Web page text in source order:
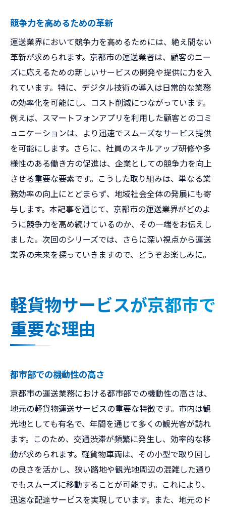
競争力を高めるための革新
運送業界において競争力を高めるためには、絶え間ない
革新が求められます。京都市の運送業者は、顧客のニー
ズに応えるための新しいサービスの開発や提供に力を入
れています。特に、デジタル技術の導入は日常的な業務
の効率化を可能にし、コスト削減につながっています。
例えば、スマートフォンアプリを利用した顧客とのコミ
ュニケーションは、より迅速でスムーズなサービス提供
を可能にします。さらに、社員のスキルアップ研修や多
様性のある働き方の促進は、企業としての競争力を向上
させる重要な要素です。こうした取り組みは、単なる業
務効率の向上にとどまらず、地域社会全体の発展にも寄
与します。本記事を通じて、京都市の運送業界がどのよ
うに競争力を高め続けているのか、その一端をお伝えし
ました。次回のシリーズでは、さらに深い視点から運送
業界の未来を探っていきますので、どうぞお楽しみに。
軽貨物サービスが京都市で
重要な理由
都市部での機動性の高さ
京都市の運送業務における都市部での機動性の高さは、
地元の軽貨物運送サービスの重要な特徴です。市内は観
光地としても有名で、年間を通じて多くの観光客が訪れ
ます。このため、交通渋滞が頻繁に発生し、効率的な移
動が求められます。軽貨物車両は、その小型で取り回し
の良さを活かし、狭い路地や観光地周辺の混雑した通り
でもスムーズに移動することが可能です。これにより、
迅速な配達サービスを実現しています。また、地元のド